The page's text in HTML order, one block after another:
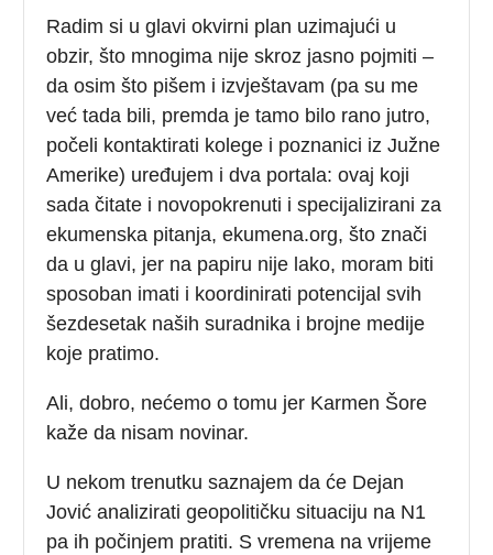
Radim si u glavi okvirni plan uzimajući u
obzir, što mnogima nije skroz jasno pojmiti –
da osim što pišem i izvještavam (pa su me
već tada bili, premda je tamo bilo rano jutro,
počeli kontaktirati kolege i poznanici iz Južne
Amerike) uređujem i dva portala: ovaj koji
sada čitate i novopokrenuti i specijalizirani za
ekumenska pitanja, ekumena.org, što znači
da u glavi, jer na papiru nije lako, moram biti
sposoban imati i koordinirati potencijal svih
šezdesetak naših suradnika i brojne medije
koje pratimo.
Ali, dobro, nećemo o tomu jer Karmen Šore
kaže da nisam novinar.
U nekom trenutku saznajem da će Dejan
Jović analizirati geopolitičku situaciju na N1
pa ih počinjem pratiti. S vremena na vrijeme